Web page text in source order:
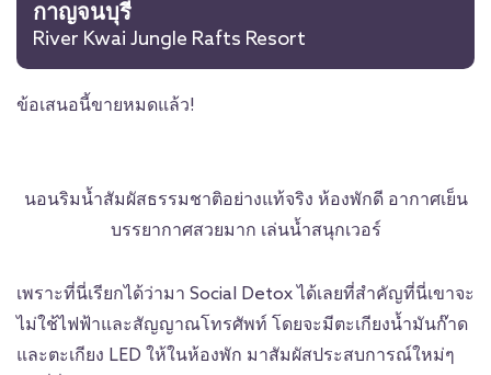
กาญจนบุรี
River Kwai Jungle Rafts Resort
ข้อเสนอนี้ขายหมดแล้ว!
นอนริมน้ำสัมผัสธรรมชาติอย่างแท้จริง ห้องพักดี อากาศเย็น
บรรยากาศสวยมาก เล่นน้ำสนุกเวอร์
เพราะที่นี่เรียกได้ว่ามา Social Detox ได้เลยที่สำคัญที่นี่เขาจะ
ไม่ใช้ไฟฟ้าและสัญญาณโทรศัพท์ โดยจะมีตะเกียงน้ำมันก๊าด
และตะเกียง LED ให้ในห้องพัก มาสัมผัสประสบการณ์ใหม่ๆ